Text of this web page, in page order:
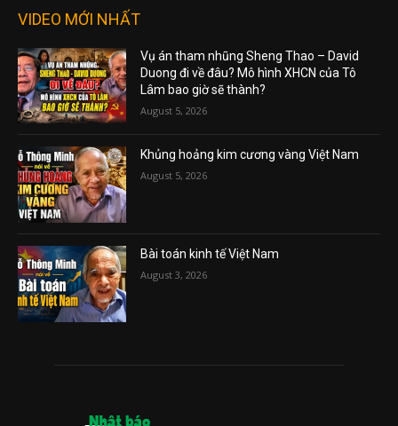
VIDEO MỚI NHẤT
Vụ án tham nhũng Sheng Thao – David
Duong đi về đâu? Mô hình XHCN của Tô
Lâm bao giờ sẽ thành?
August 5, 2026
Khủng hoảng kim cương vàng Việt Nam
August 5, 2026
Bài toán kinh tế Việt Nam
August 3, 2026